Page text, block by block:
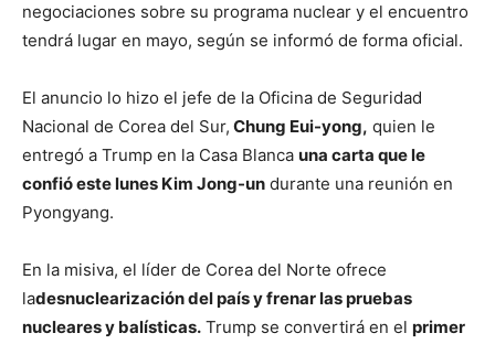
negociaciones sobre su programa nuclear y el encuentro
tendrá lugar en mayo, según se informó de forma oficial.
El anuncio lo hizo el jefe de la Oficina de Seguridad
Nacional de Corea del Sur, Chung Eui-yong, quien le
entregó a Trump en la Casa Blanca una carta que le
confió este lunes Kim Jong-un durante una reunión en
Pyongyang.
En la misiva, el líder de Corea del Norte ofrece
ladesnuclearización del país y frenar las pruebas
nucleares y balísticas. Trump se convertirá en el primer